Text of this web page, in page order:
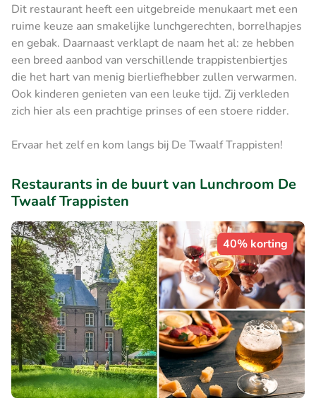
Dit restaurant heeft een uitgebreide menukaart met een
ruime keuze aan smakelijke lunchgerechten, borrelhapjes
en gebak. Daarnaast verklapt de naam het al: ze hebben
een breed aanbod van verschillende trappistenbiertjes
die het hart van menig bierliefhebber zullen verwarmen.
Ook kinderen genieten van een leuke tijd. Zij verkleden
zich hier als een prachtige prinses of een stoere ridder.
Ervaar het zelf en kom langs bij De Twaalf Trappisten!
Restaurants in de buurt van Lunchroom De
Twaalf Trappisten
40% korting